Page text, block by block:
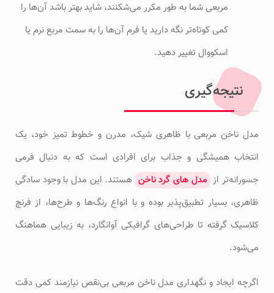
مربعی شما به طور مکرر می‌شکنند، شاید بهتر باشد آن‌ها را
کمی کوتاه‌تر نگه دارید یا فرم آن‌ها را به سمت مربع نرم یا
اسکووال تغییر دهید.
نتیجه‌گیری
مدل ناخن مربعی با ظاهری شیک، مدرن و خطوط تمیز خود، یک
انتخاب همیشگی و جذاب برای افرادی است که به دنبال فرمی
جسورانه‌تر از مدل های گرد ناخن هستند. این مدل با وجود سادگی
ظاهری، بسیار تطبیق‌پذیر بوده و با انواع رنگ‌ها و طرح‌ها، از فرنچ
کلاسیک گرفته تا طراحی‌های گرافیکی آوانگارد، به زیبایی هماهنگ
می‌شود.
اگرچه ایجاد و نگهداری مدل ناخن مربعی بی‌نقص نیازمند کمی دقت